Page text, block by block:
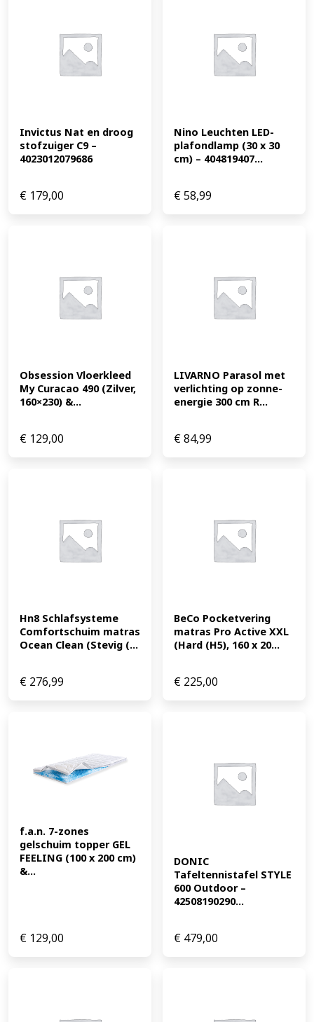
Invictus Nat en droog
stofzuiger C9 –
4023012079686
€ 179,00
Nino Leuchten LED-
plafondlamp (30 x 30
cm) – 404819407...
€58,99
Obsession Vloerkleed
My Curacao 490 (Zilver,
160×230) &...
€ 129,00
LIVARNO Parasol met
verlichting op zonne-
energie 300 cm R...
€84,99
Hn8 Schlafsysteme
Comfortschuim matras
Ocean Clean (Stevig (...
€ 276,99
BeCo Pocketvering
matras Pro Active XXL
(Hard (H5), 160 x 20...
€ 225,00
f.a.n. 7-zones
gelschuim topper GEL
FEELING (100 x 200 cm)
&...
€ 129,00
DONIC
Tafeltennistafel STYLE
600 Outdoor –
42508190290...
€ 479,00